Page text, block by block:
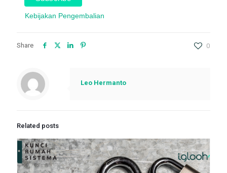
Kebijakan Pengembalian
Share 0
Leo Hermanto
Related posts